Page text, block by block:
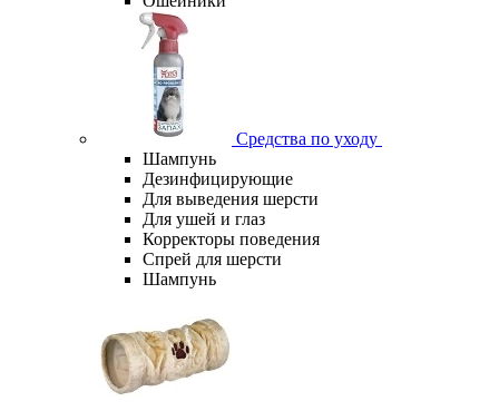
Средства по уходу
Шампунь
Дезинфицирующие
Для выведения шерсти
Для ушей и глаз
Корректоры поведения
Спрей для шерсти
Шампунь